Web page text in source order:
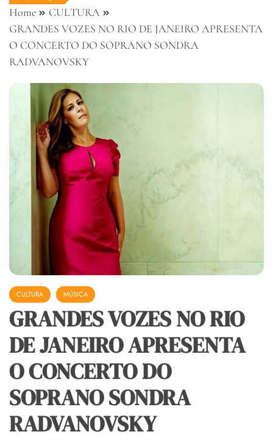
Home
CULTURA
GRANDES VOZES NO RIO DE JANEIRO APRESENTA
O CONCERTO DO SOPRANO SONDRA
RADVANOVSKY
CULTURA MÚSICA
GRANDES VOZES NO RIO
DE JANEIRO APRESENTA
O CONCERTO DO
SOPRANO SONDRA
RADVANOVSKY